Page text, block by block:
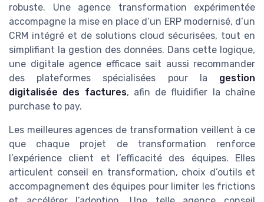
robuste. Une agence transformation expérimentée
accompagne la mise en place d’un ERP modernisé, d’un
CRM intégré et de solutions cloud sécurisées, tout en
simplifiant la gestion des données. Dans cette logique,
une digitale agence efficace sait aussi recommander
des plateformes spécialisées pour la gestion
digitalisée des factures, afin de fluidifier la chaîne
purchase to pay.
Les meilleures agences de transformation veillent à ce
que chaque projet de transformation renforce
l’expérience client et l’efficacité des équipes. Elles
articulent conseil en transformation, choix d’outils et
accompagnement des équipes pour limiter les frictions